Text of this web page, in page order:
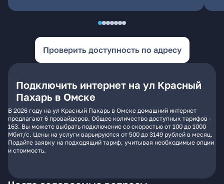
Проверить доступность по адресу
Подключить интернет на ул Красный
Пахарь в Омске
В 2026 году на ул Красный Пахарь в Омске домашний интернет
предлагают 6 провайдеров. Общее количество доступных тарифов -
163. Вы можете выбрать подключение со скоростью от 100 до 1000
Мбит/с. Цены на услуги варьируются от 500 до 3149 рублей в месяц.
Подайте заявку на подходящий тариф, учитывая необходимые опции
и стоимость.